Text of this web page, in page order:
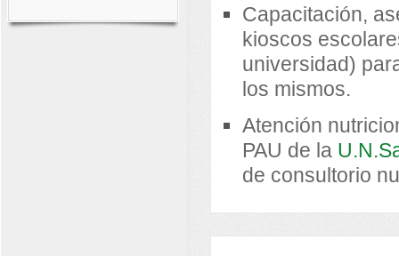
Capacitación,
kioscos
universidad)
los mismos.
Atención
PAU de la
de consultorio